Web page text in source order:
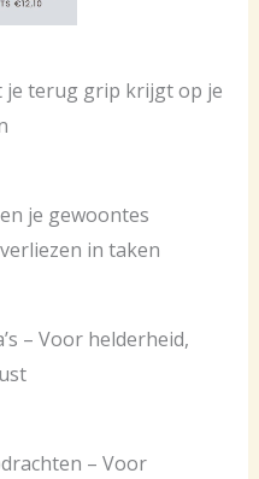
je terug grip krijgt op je
je gewoontes
in taken
– Voor helderheid,
– Voor